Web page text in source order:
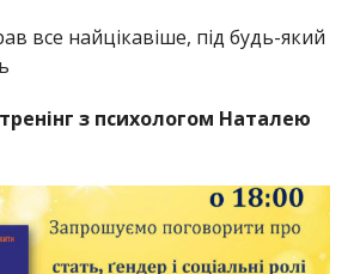
все найцікавіше, під будь-який
з психологом Наталею